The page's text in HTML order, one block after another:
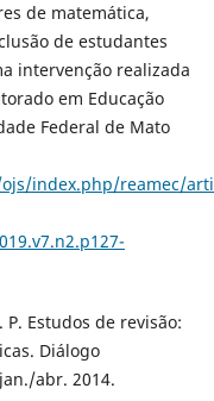
de matemática,
de estudantes
intervenção realizada
em Educação
Federal de Mato
index.php/reamec/
P. Estudos de revisão:
Diálogo
abr. 2014.